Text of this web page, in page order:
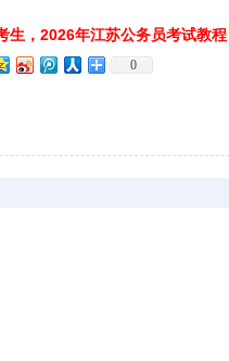
生，2026年江苏公务员考试教程
0